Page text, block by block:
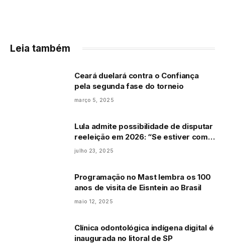
Leia também
Ceará duelará contra o Confiança
pela segunda fase do torneio
março 5, 2025
Lula admite possibilidade de disputar
reeleição em 2026: “Se estiver com
saúde, serei candidato”
julho 23, 2025
Programação no Mast lembra os 100
anos de visita de Eisntein ao Brasil
maio 12, 2025
Clínica odontológica indígena digital é
inaugurada no litoral de SP